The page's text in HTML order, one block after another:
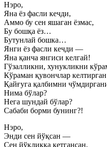
Нэро,
Яна ёз фасли кечди,
Аммо бу сен яшаган ёзмас,
Бу бошқа ёз…
Бутунлай бошка…
Янги ёз фасли кечди —
Яна қанча янгиси келгай!
Гўзалликни, хунукликни
Кўраман қувончлар
Қайғуга қалбимни
Нима бўлар?
Нега шундай бўлар?
Сабаби борми бунинг?!
Нэро,
Энди сен йўқсан —
Сен йўқликка кетгансан,